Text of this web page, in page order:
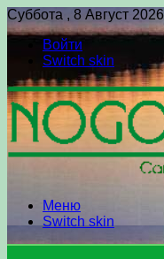
Суббота , 8 Август 2026
Войти
Switch skin
Меню
Switch skin